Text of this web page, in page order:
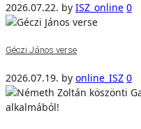
2026.07.22. by ISZ_online 0
Géczi János verse
2026.07.19. by online_ISZ 0